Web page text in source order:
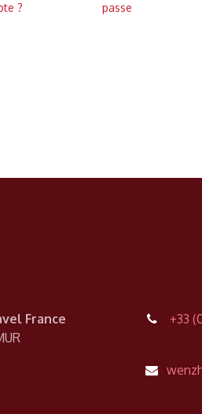
?
passe
France
+33